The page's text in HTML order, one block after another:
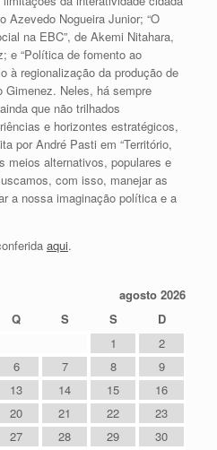
Azevedo Nogueira Junior; “O
na EBC”, de Akemi Nitahara,
e “Política de fomento ao
à regionalização da produção de
Gimenez. Neles, há sempre
que não trilhados
e horizontes estratégicos,
por André Pasti em “Território,
meios alternativos, populares e
com isso, manejar as
a nossa imaginação política e a
aqui.
agosto 2026
Q S S
D
1
2
6 7 8
9
13 14 15
16
20 21 22
23
27 28 29 30